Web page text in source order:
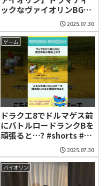
ックなヴァイオリンBGM
2025.07.30
ゲーム
ドラクエ8でドルマゲス前
にバトルロードランクBを
頑張ると…? #shorts #小
2025.07.30
バイオリン